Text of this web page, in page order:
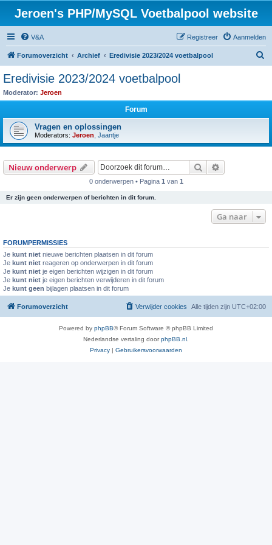
Jeroen's PHP/MySQL Voetbalpool website
V&A Aanmelden
Registreer
Forumoverzicht Archief Eredivisie 2023/2024 voetbalpool
Eredivisie 2023/2024 voetbalpool
Moderator: Jeroen
Forum
Vragen en oplossingen
Moderators: Jeroen Jaantje
Nieuw onderwerp Zoek
0 onderwerpen • Pagina 1 van 1
Er zijn geen onderwerpen of berichten in dit forum.
Ga naar
FORUMPERMISSIES
Je kunt niet nieuwe berichten plaatsen in dit forum
Je kunt niet reageren op onderwerpen in dit forum
Je kunt niet je eigen berichten wijzigen in dit forum
Je kunt niet je eigen berichten verwijderen in dit forum
Je kunt geen bijlagen plaatsen in dit forum
Forumoverzicht Alle tijden zijn UTC+02:00
Verwijder cookies
Powered by phpBB® Forum Software © phpBB Limited
Nederlandse vertaling doorphpBB.nl
Privacy | Gebruikersvoorwaarden